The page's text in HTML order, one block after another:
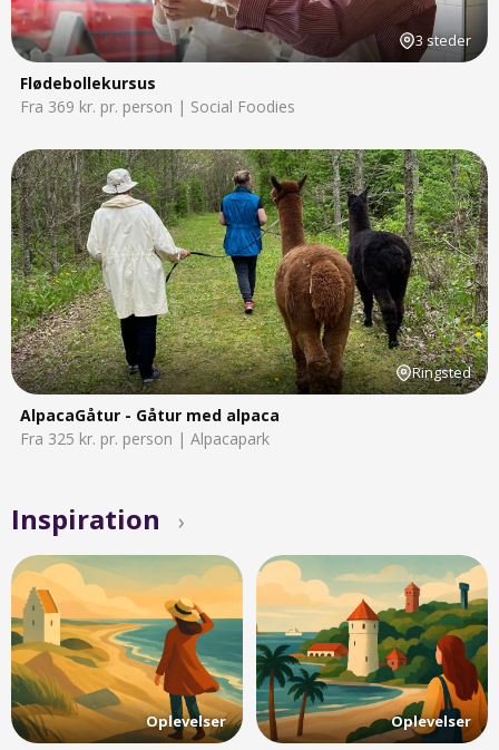
3 steder
Flødebollekursus
Fra 369 kr. pr. person | Social Foodies
Ringsted
AlpacaGåtur - Gåtur med alpaca
Fra 325 kr. pr. person | Alpacapark
Inspiration ›
Oplevelser Oplevelser